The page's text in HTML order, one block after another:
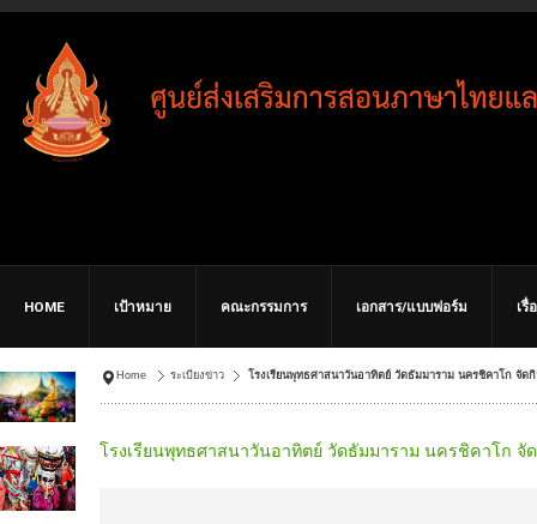
HOME เป้าหมาย คณะกรรมการ เอกสาร/แบบฟอร์ม เรื่
Home ระเบียงข่าว โรงเรียนพุทธศาสนาวันอาทิตย์ วัดธัมมาราม นครชิคาโก จัด
โรงเรียนพุทธศาสนาวันอาทิตย์ วัดธัมมาราม นครชิคาโก จั